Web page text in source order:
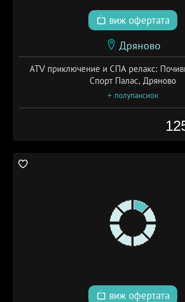
виж офертата
Дряново
АТV приключение и СПА релакс:
Спорт Палас, Дряново
+ полупансион
виж офертата